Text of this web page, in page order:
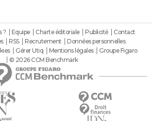
? Equipe Charte éditoriale Publicité
Contact
RSS Recrutement
Données personnelles
Gérer Utiq Mentions légales
Groupe Figaro
© 2026 CCM Benchmark